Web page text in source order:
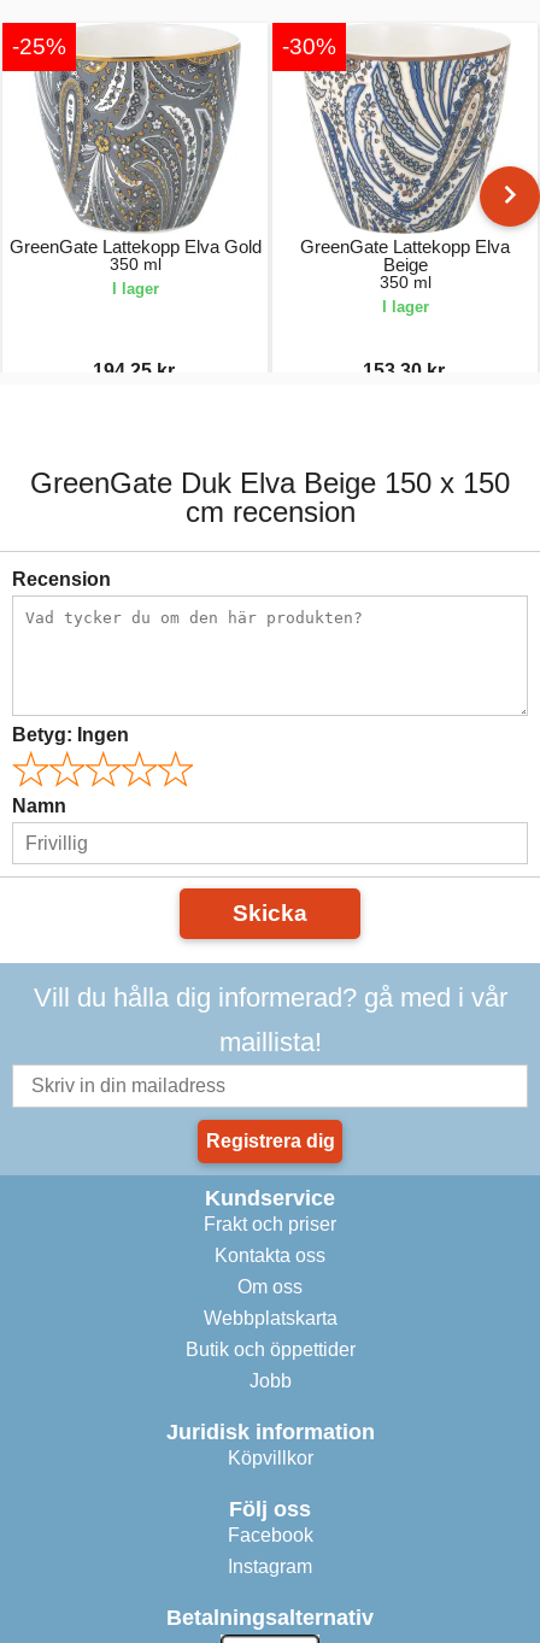
-25%
GreenGate Lattekopp Elva Gold
350 ml
I lager
194,25 kr.
-30%
GreenGate Lattekopp Elva
Beige
350 ml
I lager
153,30 kr.
GreenGate Duk Elva Beige 150 x 150
cm recension
Recension
Betyg: Ingen
Namn
Skicka
Vill du hålla dig informerad? gå med i vår
maillista!
Registrera dig
Kundservice
Frakt och priser
Kontakta oss
Om oss
Webbplatskarta
Butik och öppettider
Jobb
Juridisk information
Köpvillkor
Följ oss
Facebook
Instagram
Betalningsalternativ